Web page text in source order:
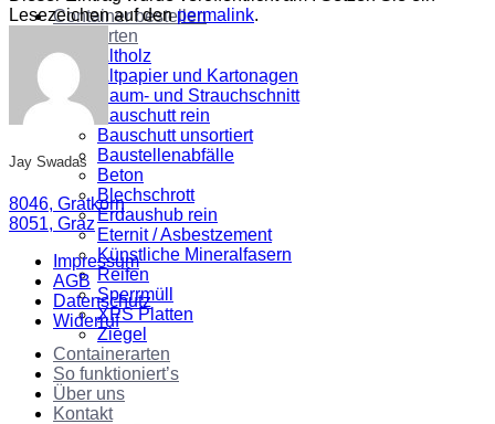
Container bestellen
Abfallarten
Altholz
Altpapier und Kartonagen
Baum- und Strauchschnitt
Bauschutt rein
Bauschutt unsortiert
Baustellenabfälle
Beton
Blechschrott
Erdaushub rein
Eternit / Asbestzement
Künstliche Mineralfasern
Reifen
Sperrmüll
XPS Platten
Ziegel
Containerarten
So funktioniert’s
Über uns
Kontakt
Lesezeichen auf denpermalink.
Jay Swadas
8046, Gratkorn
8051, Graz
Impressum
AGB
Datenschutz
Widerruf